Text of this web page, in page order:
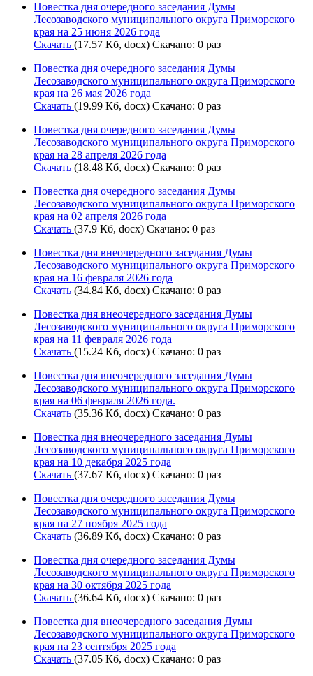
Повестка дня очередного заседания Думы
Лесозаводского муниципального округа Приморского
края на 25 июня 2026 года
Скачать (17.57 Кб, docx) Скачано: 0 раз
Повестка дня очередного заседания Думы
Лесозаводского муниципального округа Приморского
края на 26 мая 2026 года
Скачать (19.99 Кб, docx) Скачано: 0 раз
Повестка дня очередного заседания Думы
Лесозаводского муниципального округа Приморского
края на 28 апреля 2026 года
Скачать (18.48 Кб, docx) Скачано: 0 раз
Повестка дня очередного заседания Думы
Лесозаводского муниципального округа Приморского
края на 02 апреля 2026 года
Скачать (37.9 Кб, docx) Скачано: 0 раз
Повестка дня внеочередного заседания Думы
Лесозаводского муниципального округа Приморского
края на 16 февраля 2026 года
Скачать (34.84 Кб, docx) Скачано: 0 раз
Повестка дня внеочередного заседания Думы
Лесозаводского муниципального округа Приморского
края на 11 февраля 2026 года
Скачать (15.24 Кб, docx) Скачано: 0 раз
Повестка дня внеочередного заседания Думы
Лесозаводского муниципального округа Приморского
края на 06 февраля 2026 года.
Скачать (35.36 Кб, docx) Скачано: 0 раз
Повестка дня внеочередного заседания Думы
Лесозаводского муниципального округа Приморского
края на 10 декабря 2025 года
Скачать (37.67 Кб, docx) Скачано: 0 раз
Повестка дня очередного заседания Думы
Лесозаводского муниципального округа Приморского
края на 27 ноября 2025 года
Скачать (36.89 Кб, docx) Скачано: 0 раз
Повестка дня очередного заседания Думы
Лесозаводского муниципального округа Приморского
края на 30 октября 2025 года
Скачать (36.64 Кб, docx) Скачано: 0 раз
Повестка дня внеочередного заседания Думы
Лесозаводского муниципального округа Приморского
края на 23 сентября 2025 года
Скачать (37.05 Кб, docx) Скачано: 0 раз